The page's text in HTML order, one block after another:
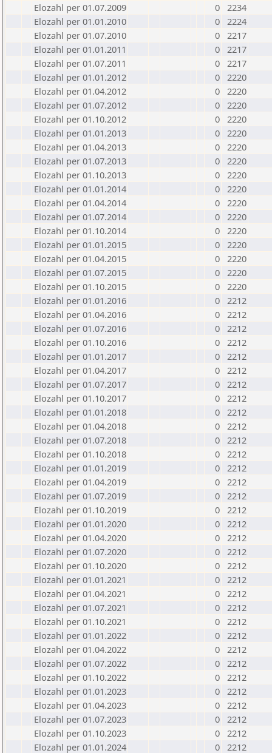
Elozahl per 01.07.2009
0 2234
Elozahl per 01.01.2010
0 2224
Elozahl per 01.07.2010
0 2217
Elozahl per 01.01.2011
0 2217
Elozahl per 01.07.2011
0 2217
Elozahl per 01.01.2012
0 2220
Elozahl per 01.04.2012
0 2220
Elozahl per 01.07.2012
0 2220
Elozahl per 01.10.2012
0 2220
Elozahl per 01.01.2013
0 2220
Elozahl per 01.04.2013
0 2220
Elozahl per 01.07.2013
0 2220
Elozahl per 01.10.2013
0 2220
Elozahl per 01.01.2014
0 2220
Elozahl per 01.04.2014
0 2220
Elozahl per 01.07.2014
0 2220
Elozahl per 01.10.2014
0 2220
Elozahl per 01.01.2015
0 2220
Elozahl per 01.04.2015
0 2220
Elozahl per 01.07.2015
0 2220
Elozahl per 01.10.2015
0 2220
Elozahl per 01.01.2016
0 2212
Elozahl per 01.04.2016
0 2212
Elozahl per 01.07.2016
0 2212
Elozahl per 01.10.2016
0 2212
Elozahl per 01.01.2017
0 2212
Elozahl per 01.04.2017
0 2212
Elozahl per 01.07.2017
0 2212
Elozahl per 01.10.2017
0 2212
Elozahl per 01.01.2018
0 2212
Elozahl per 01.04.2018
0 2212
Elozahl per 01.07.2018
0 2212
Elozahl per 01.10.2018
0 2212
Elozahl per 01.01.2019
0 2212
Elozahl per 01.04.2019
0 2212
Elozahl per 01.07.2019
0 2212
Elozahl per 01.10.2019
0 2212
Elozahl per 01.01.2020
0 2212
Elozahl per 01.04.2020
0 2212
Elozahl per 01.07.2020
0 2212
Elozahl per 01.10.2020
0 2212
Elozahl per 01.01.2021
0 2212
Elozahl per 01.04.2021
0 2212
Elozahl per 01.07.2021
0 2212
Elozahl per 01.10.2021
0 2212
Elozahl per 01.01.2022
0 2212
Elozahl per 01.04.2022
0 2212
Elozahl per 01.07.2022
0 2212
Elozahl per 01.10.2022
0 2212
Elozahl per 01.01.2023
0 2212
Elozahl per 01.04.2023
0 2212
Elozahl per 01.07.2023
0 2212
Elozahl per 01.10.2023
0 2212
Elozahl per 01.01.2024
0 2212